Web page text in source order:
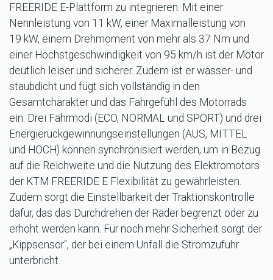
FREERIDE E-Plattform zu integrieren. Mit einer
Nennleistung von 11 kW, einer Maximalleistung von
19 kW, einem Drehmoment von mehr als 37 Nm und
einer Höchstgeschwindigkeit von 95 km/h ist der Motor
deutlich leiser und sicherer. Zudem ist er wasser- und
staubdicht und fügt sich vollständig in den
Gesamtcharakter und das Fahrgefühl des Motorrads
ein. Drei Fahrmodi (ECO, NORMAL und SPORT) und drei
Energierückgewinnungseinstellungen (AUS, MITTEL
und HOCH) können synchronisiert werden, um in Bezug
auf die Reichweite und die Nutzung des Elektromotors
der KTM FREERIDE E Flexibilität zu gewährleisten.
Zudem sorgt die Einstellbarkeit der Traktionskontrolle
dafür, das das Durchdrehen der Räder begrenzt oder zu
erhöht werden kann. Für noch mehr Sicherheit sorgt der
„Kippsensor“, der bei einem Unfall die Stromzufuhr
unterbricht.